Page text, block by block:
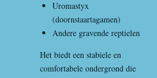
Uromastyx
(doornstaartagamen)
Andere gravende reptielen
Het biedt een stabiele en
comfortabele ondergrond die